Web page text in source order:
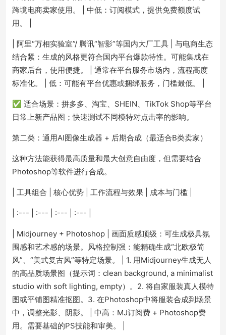
跨境电商卖家使用。 | 中低：订阅模式，提供免费额度试
用。 |
| 阿里“万相实验室”/ 腾讯“智影”等国内大厂工具 | 与电商生态
结合紧：生成的风格更符合国内平台爆款特性。可能集成在
商家后台，使用便捷。 | 通常在平台服务市场内，流程高度
标准化。 | 低：可能有平台优惠或捆绑服务，门槛最低。 |
✅ 适合场景：拼多多、淘宝、SHEIN、TikTok Shop等平台
日常上新产品图；快速测试不同模特对点击率的影响。
第二类：通用AI图像生成器 + 后期合成（最适合B类卖家）
这种方法能获得最高质量和最大创意自由度，但需要结合
Photoshop等软件进行合成。
| 工具组合 | 核心优势 | 工作流程与效果 | 成本与门槛 |
| :--- | :--- | :--- | :--- |
| Midjourney + Photoshop | 画面质感顶级：可生成极具氛
围感和艺术感的场景。风格控制强：能精确生成“北欧极简
风”、“美式复古风”等特定场景。 | 1. 用Midjourney生成无人
的高品质场景图（提示词：clean background, a minimalist
studio with soft lighting, empty）。2. 将自家服装真人模特
图或平铺图精准抠图。3. 在Photoshop中将服装合成到场景
中，调整光影、阴影。 | 中高：MJ订阅费 + Photoshop费
用。需要基础的PS技能和审美。 |